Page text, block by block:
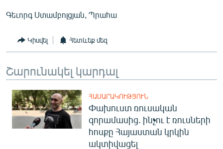
Գեւորգ Ստամբոլցյան, Պրահա
Կիսվել Հետևեք մեզ
Շարունակել կարդալ
ՀԱՍԱՐԱԿՈՒԹՅՈՒՆ
Փախուստ ռուսական
զորամասից. ինչու է ռուսների
հոսքը Հայաստան կրկին
ակտիվացել